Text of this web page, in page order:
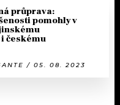
průprava:
pomohly v
českému
/ 05. 08. 2023